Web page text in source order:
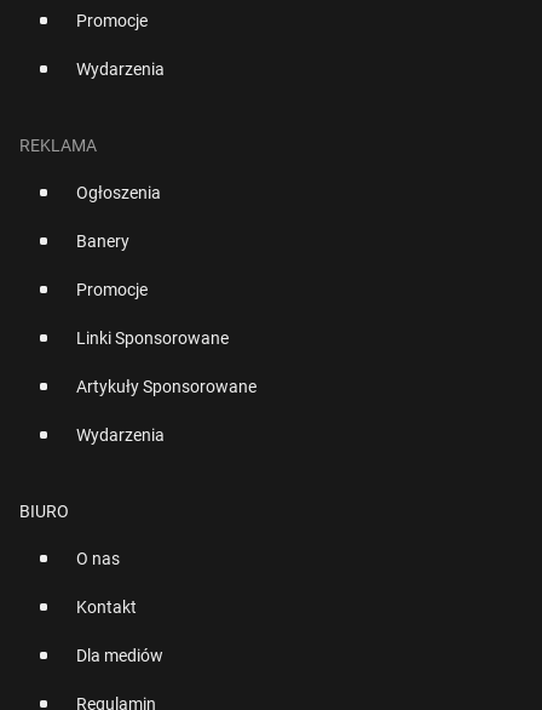
Promocje
Wydarzenia
REKLAMA
Ogłoszenia
Banery
Promocje
Linki Sponsorowane
Artykuły Sponsorowane
Wydarzenia
BIURO
O nas
Kontakt
Dla mediów
Regulamin